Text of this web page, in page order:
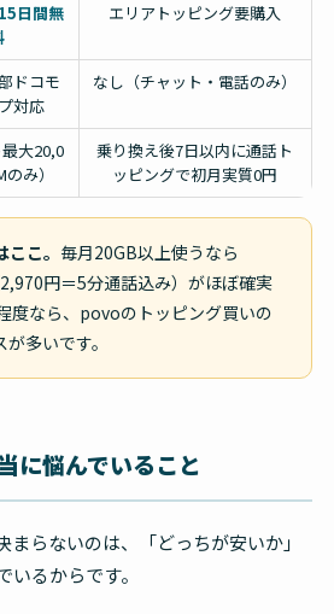
日間無
エリアトッピング要購入
ドコモ
対応
なし（チャット・電話のみ）
大20,0
み）
乗り換え後7日以内に通話ト
ッピングで初月実質0円
こ。 毎月20GB以上使うなら
円＝5分通話込み）がほぼ確実
度なら、povoのトッピング買いの
多いです。
に悩んでいること
まらないのは、「どっちが安いか」
いるからです。